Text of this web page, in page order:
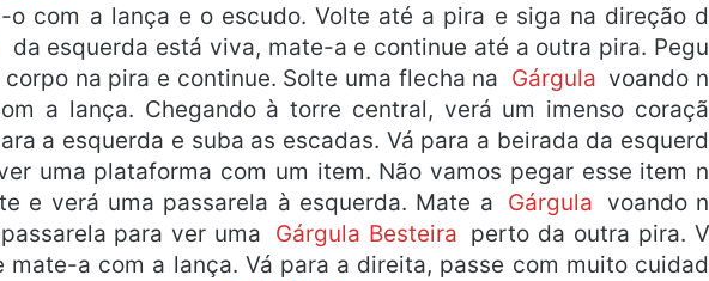
o com a lança e o escudo. Volte até a pira e siga na direção
da esquerda está viva, mate-a e continue até a outra pira.
corpo na pira e continue. Solte uma flecha na Gárgula voando
a lança. Chegando à torre central, verá um imenso
a esquerda e suba as escadas. Vá para a beirada da
uma plataforma com um item. Não vamos pegar esse item
e verá uma passarela à esquerda. Mate a
Gárgula
voando
para ver uma
Gárgula Besteira perto da outra pira.
mate-a com a lança. Vá para a direita, passe com muito